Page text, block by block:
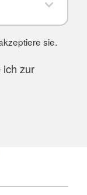
sie.
ich zur